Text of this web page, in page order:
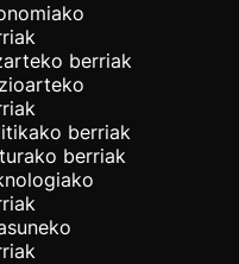
berriak
berriak
berriak